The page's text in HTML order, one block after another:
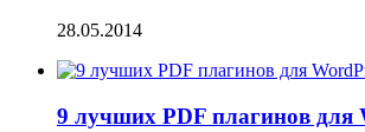
28.05.2014
9 лучших PDF плагинов для